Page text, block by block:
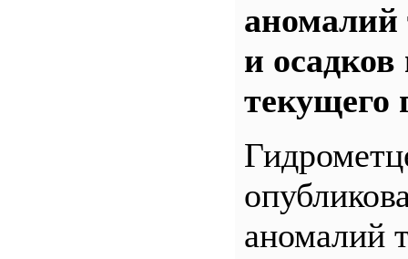
аномалий
и
текущего
аномалий